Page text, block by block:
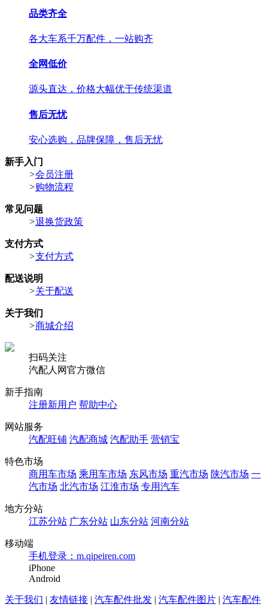
品类齐全
各大车系千万配件，一站购齐
全网低价
源头直达，价格大幅优于传统渠道
售后无忧
安心选购，品牌保障，售后无忧
新手入门
>会员注册
>购物流程
常见问题
>退换货政策
支付方式
>支付方式
配送说明
>关于配送
关于我们
>商城介绍
扫码关注
汽配人网官方微信
新手指南
注册新用户 帮助中心
网站服务
汽配旺铺 汽配商城 汽配助手 营销宝
特色市场
商用车市场 乘用车市场 东风市场 重汽市场 陕汽市场 一
汽市场 北汽市场 江淮市场 专用汽车
地方分站
江苏分站 广东分站 山东分站 河南分站
移动端
手机登录：m.qipeiren.com
iPhone
Android
关于我们 | 友情链接 | 汽车配件批发 | 汽车配件图片 | 汽车配件